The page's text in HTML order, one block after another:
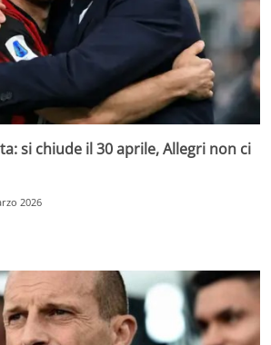
si chiude il 30 aprile, Allegri non ci
2026